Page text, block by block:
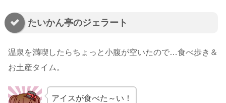
たいかん亭のジェラート
温泉を満喫したらちょっと小腹が空いたので…食べ歩き＆
お土産タイム。
アイスが食べた～い！